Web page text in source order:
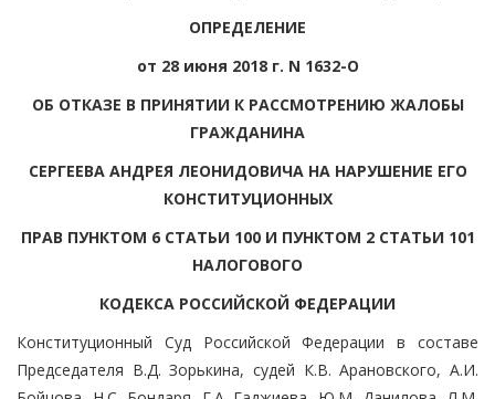
ОПРЕДЕЛЕНИЕ
от 28 июня 2018 г. N 1632-О
ОБ ОТКАЗЕ В ПРИНЯТИИ К РАССМОТРЕНИЮ ЖАЛОБЫ
ГРАЖДАНИНА
СЕРГЕЕВА АНДРЕЯ ЛЕОНИДОВИЧА НА НАРУШЕНИЕ ЕГО
КОНСТИТУЦИОННЫХ
ПРАВ ПУНКТОМ 6 СТАТЬИ 100 И ПУНКТОМ 2 СТАТЬИ 101
НАЛОГОВОГО
КОДЕКСА РОССИЙСКОЙ ФЕДЕРАЦИИ
Конституционный Суд Российской Федерации в составе
Председателя В.Д. Зорькина, судей К.В. Арановского, А.И.